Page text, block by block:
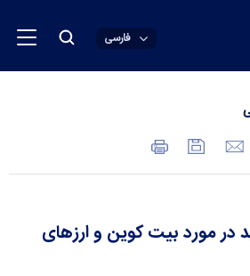
فارسی
در مورد بیت کوین و ارز‌های